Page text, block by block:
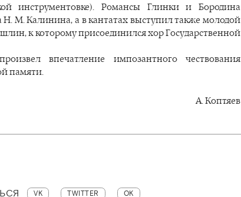
инструментовке). Романсы Глинки и Бородина
Н. М. Калинина, а в кантатах выступил также молодой
к которому присоединился хор Государственной
впечатление импозантного чествования
памяти.
А. Коптяев
VK TWITTER OK